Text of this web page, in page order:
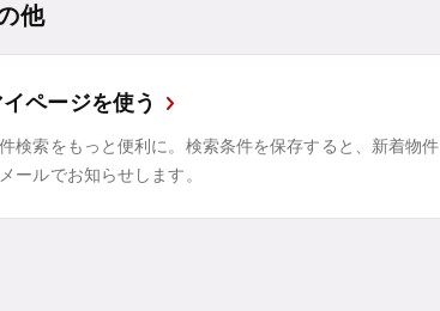
他
ページを使う
検索をもっと便利に。検索条件を保存すると、新着物件
ールでお知らせします。